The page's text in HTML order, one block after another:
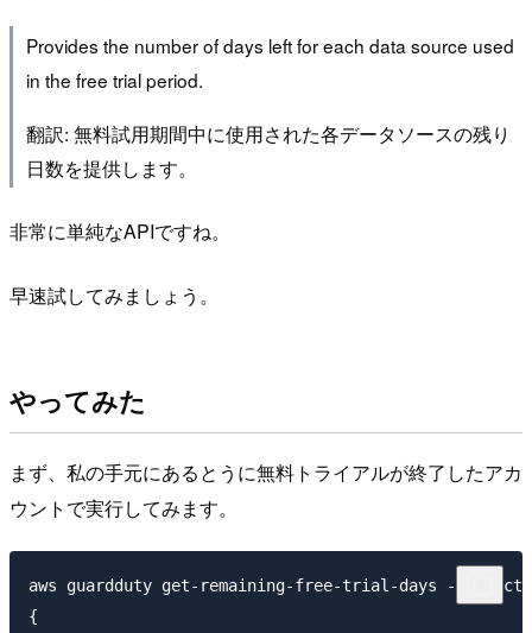
Provides the number of days left for each data source used
in the free trial period.
翻訳: 無料試用期間中に使用された各データソースの残り
日数を提供します。
非常に単純なAPIですね。
早速試してみましょう。
やってみた
まず、私の手元にあるとうに無料トライアルが終了したアカ
ウントで実行してみます。
aws guardduty get-remaining-free-trial-days --
{